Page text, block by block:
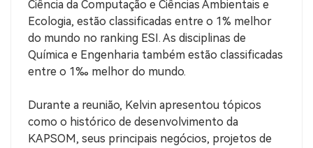
Ciência da Computação e Ciências Ambientais e
Ecologia, estão classificadas entre o 1% melhor
do mundo no ranking ESI. As disciplinas de
Química e Engenharia também estão classificadas
entre o 1‰ melhor do mundo.
Durante a reunião, Kelvin apresentou tópicos
como o histórico de desenvolvimento da
KAPSOM, seus principais negócios, projetos de